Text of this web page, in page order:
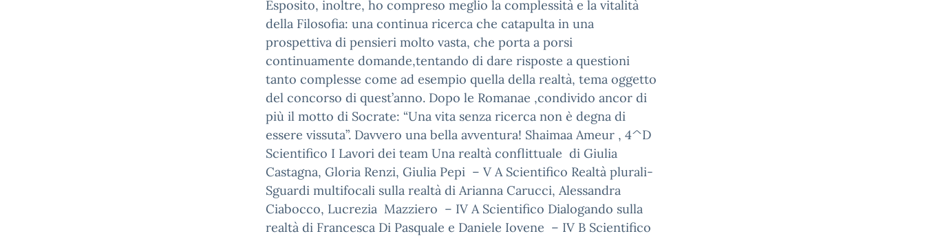
Esposito, inoltre, ho compreso meglio la complessità e la vitalità
della Filosofia: una continua ricerca che catapulta in una
prospettiva di pensieri molto vasta, che porta a porsi
continuamente domande,tentando di dare risposte a questioni
tanto complesse come ad esempio quella della realtà, tema oggetto
del concorso di quest’anno. Dopo le Romanae ,condivido ancor di
più il motto di Socrate: “Una vita senza ricerca non è degna di
essere vissuta”. Davvero una bella avventura! Shaimaa Ameur , 4^D
Scientifico I Lavori dei team Una realtà conflittuale di Giulia
Castagna, Gloria Renzi, Giulia Pepi – V A Scientifico Realtà plurali-
Sguardi multifocali sulla realtà di Arianna Carucci, Alessandra
Ciabocco, Lucrezia Mazziero – IV A Scientifico Dialogando sulla
realtà di Francesca Di Pasquale e Daniele Iovene – IV B Scientifico